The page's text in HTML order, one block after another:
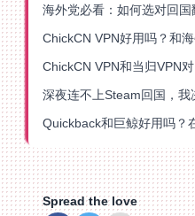
深夜连不上Steam回国，
Spread the love